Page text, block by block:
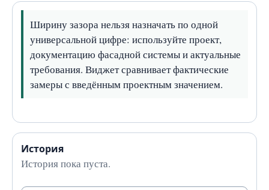
Ширину зазора нельзя назначать по одной
универсальной цифре: используйте проект,
документацию фасадной системы и актуальные
требования. Виджет сравнивает фактические
замеры с введённым проектным значением.
История
История пока пуста.